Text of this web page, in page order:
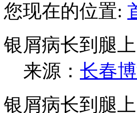
您现在的位置:
银屑病长到腿
来源： 长春
银屑病长到腿